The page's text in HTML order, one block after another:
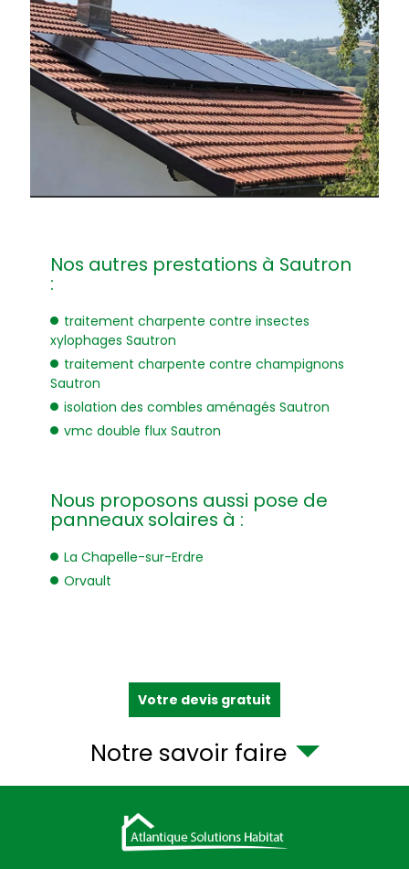
Nos autres prestations à Sautron
:
traitement charpente contre insectes
xylophages Sautron
traitement charpente contre champignons
Sautron
isolation des combles aménagés Sautron
vmc double flux Sautron
Nous proposons aussi pose de
panneaux solaires à :
La Chapelle-sur-Erdre
Orvault
Votre devis gratuit
Notre savoir faire